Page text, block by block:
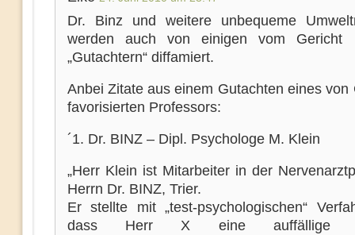
Dr. Binz und weitere unbequeme
werden auch von einigen vom Gericht
„Gutachtern“ diffamiert.
Anbei Zitate aus einem Gutachten eines von
favorisierten Professors:
´1. Dr. BINZ – Dipl. Psychologe M. Klein
„Herr Klein ist Mitarbeiter in der
Herrn Dr. BINZ, Trier.
Er stellte mit „test-psychologischen“
dass Herr X eine auffällige